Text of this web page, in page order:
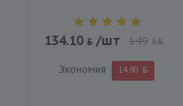
134.10 /шт 149 BYN
Экономия 14.90